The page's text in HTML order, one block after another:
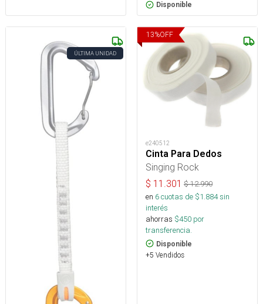
Disponible
ÚLTIMA UNIDAD
13%OFF
e240512
Cinta Para Dedos
Singing Rock
$ 11.301 $12.990
en 6cuotas de $1.884sin
interés
ahorras $450 por
transferencia.
Disponible
+5 Vendidos